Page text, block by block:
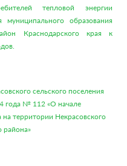
тепловой энергии
муниципального образования
Краснодарского края к
сельского поселения
года № 112 «О начале
территории Некрасовского
района»